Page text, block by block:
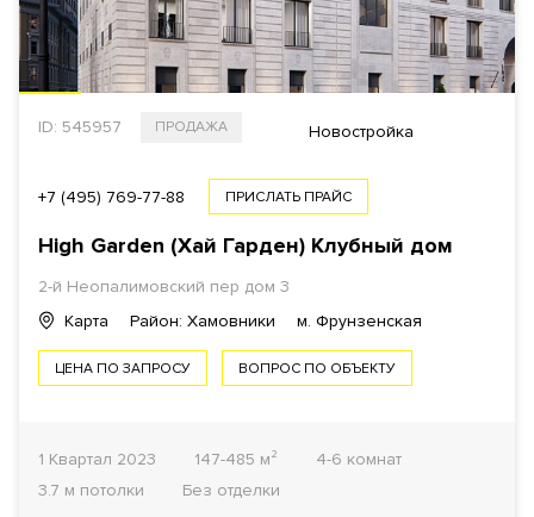
ID: 545957 ПРОДАЖА Новостройка
+7 (495) 769-77-88 ПРИСЛАТЬ ПРАЙС
High Garden (Хай Гарден) Клубный дом
2-й Неопалимовский пер дом 3
Карта
Район: Хамовники м. Фрунзенская
ЦЕНА ПО ЗАПРОСУ ВОПРОС ПО ОБЪЕКТУ
1 Квартал 2023 147-485 м²
4-6 комнат
3.7 м потолки
Без отделки